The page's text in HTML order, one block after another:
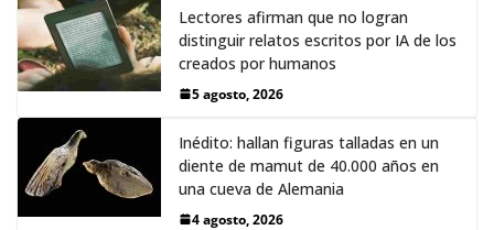
Lectores afirman que no logran
distinguir relatos escritos por IA de los
creados por humanos
5 agosto, 2026
Inédito: hallan figuras talladas en un
diente de mamut de 40.000 años en
una cueva de Alemania
4 agosto, 2026